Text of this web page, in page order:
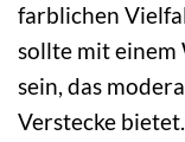
farblichen
sollte mit
sein, das
Verstecke